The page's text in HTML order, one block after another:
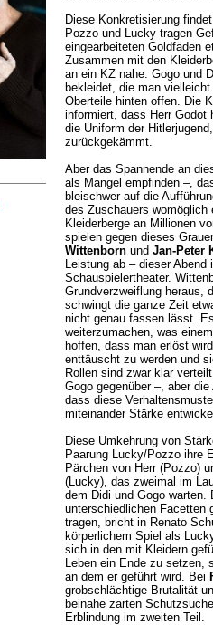
Diese Konkretisierung
Pozzo und Lucky tragen
eingearbeiteten Goldfäden
Zusammen mit den
an ein KZ nahe. Gogo und
bekleidet, die man
Oberteile hinten offen. Die
informiert, dass Herr Godot
die Uniform der
zurückgekämmt.
Aber das Spannende an
als Mangel empfinden –,
bleischwer auf die
des Zuschauers womöglich
Kleiderberge an Millionen
spielen gegen dieses
Wittenbornund Jan-Peter
Leistung ab – dieser
Schauspielertheater.
Grundverzweiflung heraus,
schwingt die ganze Zeit
nicht genau fassen lässt.
weiterzumachen, was
hoffen, dass man erlöst
enttäuscht zu werden und
Rollen sind zwar klar
Gogo gegenüber –, aber
dass diese
miteinander Stärke
Diese Umkehrung von
Paarung Lucky/Pozzo ihre
Pärchen von Herr (Pozzo)
(Lucky), das zweimal im
dem Didi und Gogo warten.
unterschiedlichen Facetten
tragen, bricht in Renato
körperlichem Spiel als
sich in den mit Kleidern
Leben ein Ende zu setzen,
an dem er geführt wird. Bei
grobschlächtige Brutalität
beinahe zarten
Erblindung im zweiten Teil.